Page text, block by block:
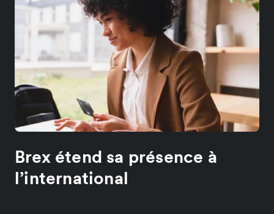
Brex étend sa présence à
l’international